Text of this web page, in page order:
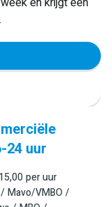
24 uur
15,00per uur
Mavo/VMBO